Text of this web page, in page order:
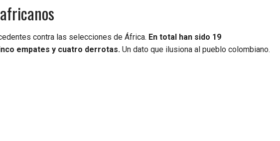
contra las selecciones de África. En total han sido 19
empates y cuatro derrotas. Un dato que ilusiona al pueblo colombiano.